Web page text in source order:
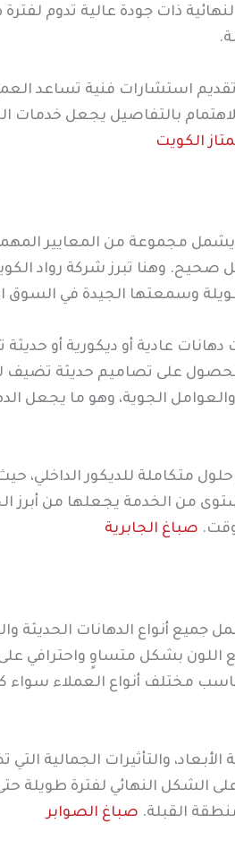
ذات جودة عالية تدوم
استشارات فنية تساعد
الاهتمام بالتفاصيل يجعل خدمات
الكويت
يشمل مجموعة من المعايير
صحيح. وهنا تبرز شركة رواد
وسمعتها الجيدة في السوق
عادية أو ديكورية أو
الحصول على تصاميم حديثة تضيف
الجوية، وهو ما يجعل
متكاملة للديكور الداخلي،
من الخدمة يجعلها من أبرز
صباغ الجابرية
أنواع الدهانات الحديثة
بشكل متساوٍ واحترافي على
مختلف أنواع العملاء سواء
والتأثيرات الجمالية
الشكل النهائي لفترة طويلة
القبلة. صباغ الصوابر